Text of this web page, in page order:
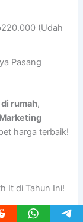
(Udah
Pasang
rumah,
harga terbaik!
It di Tahun Ini!
rekomendasi